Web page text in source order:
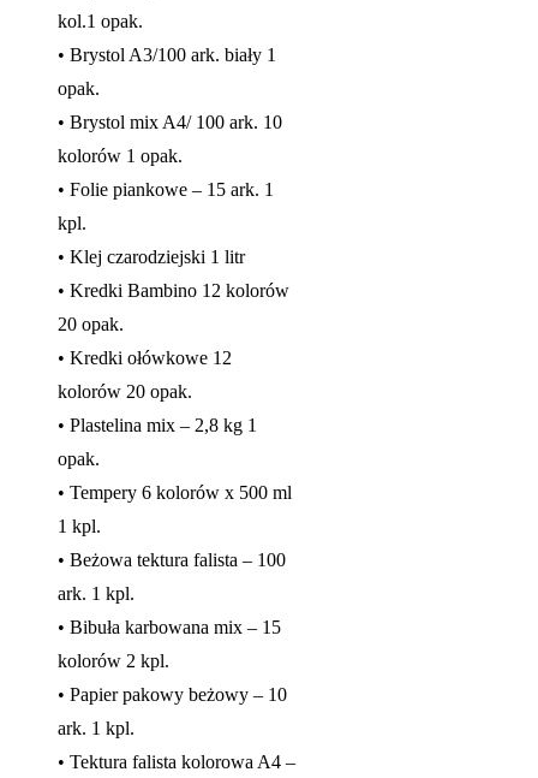
kol.1 opak.
• Brystol A3/100 ark. biały 1
opak.
• Brystol mix A4/ 100 ark. 10
kolorów 1 opak.
• Folie piankowe – 15 ark. 1
kpl.
• Klej czarodziejski 1 litr
• Kredki Bambino 12 kolorów
20 opak.
• Kredki ołówkowe 12
kolorów 20 opak.
• Plastelina mix – 2,8 kg 1
opak.
• Tempery 6 kolorów x 500 ml
1 kpl.
• Beżowa tektura falista – 100
ark. 1 kpl.
• Bibuła karbowana mix – 15
kolorów 2 kpl.
• Papier pakowy beżowy – 10
ark. 1 kpl.
• Tektura falista kolorowa A4 –